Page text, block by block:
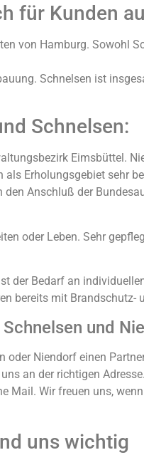
für Kunden
von Hamburg. Sowohl
Schnelsen ist
Schnelsen:
Eimsbüttel.
Erholungsgebiet sehr
Anschluß der
oder Leben. Sehr
der Bedarf an
bereits mit Brandschutz-
und
Niendorf einen
an der richtigen
Mail. Wir freuen uns,
uns wichtig